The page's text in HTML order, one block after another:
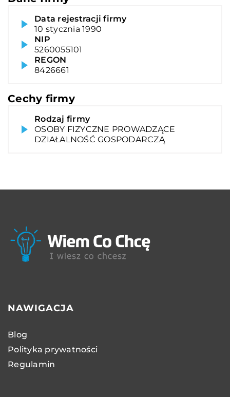
Data rejestracji firmy
10 stycznia 1990
NIP
5260055101
REGON
8426661
Cechy firmy
Rodzaj firmy
OSOBY FIZYCZNE PROWADZĄCE
DZIAŁALNOŚĆ GOSPODARCZĄ
NAWIGACJA
Blog
Polityka prywatności
Regulamin